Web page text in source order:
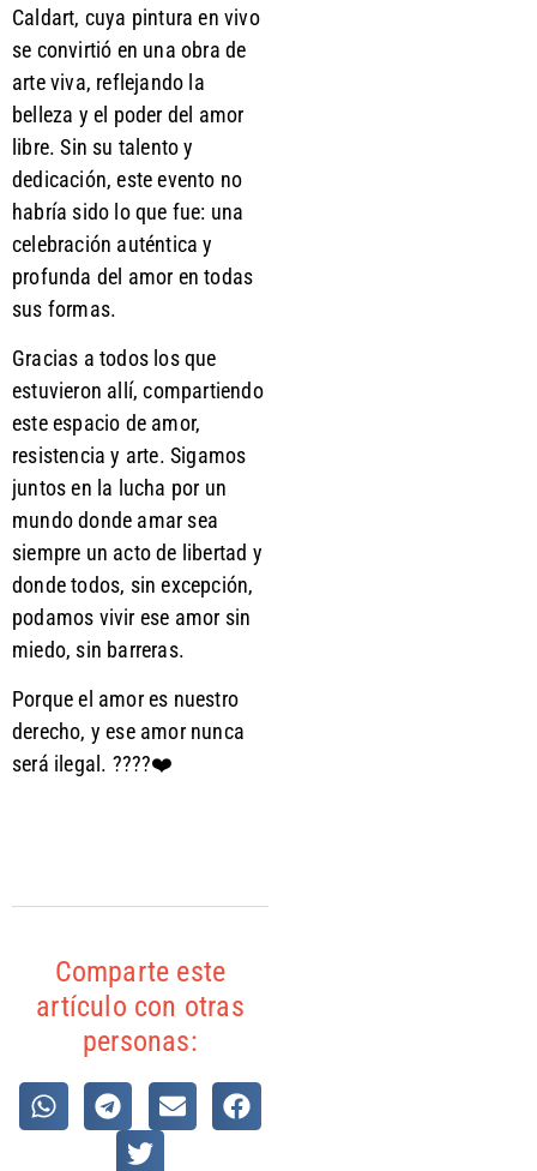
Caldart, cuya pintura en vivo
se convirtió en una obra de
arte viva, reflejando la
belleza y el poder del amor
libre. Sin su talento y
dedicación, este evento no
habría sido lo que fue: una
celebración auténtica y
profunda del amor en todas
sus formas.
Gracias a todos los que
estuvieron allí, compartiendo
este espacio de amor,
resistencia y arte. Sigamos
juntos en la lucha por un
mundo donde amar sea
siempre un acto de libertad y
donde todos, sin excepción,
podamos vivir ese amor sin
miedo, sin barreras.
Porque el amor es nuestro
derecho, y ese amor nunca
será ilegal. ????❤️
Comparte este
artículo con otras
personas: